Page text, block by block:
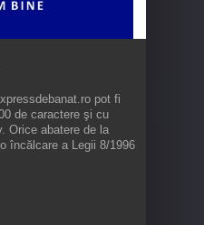
pot fi
de caractere şi cu
Orice abatere de la
încălcare a Legii 8/1996